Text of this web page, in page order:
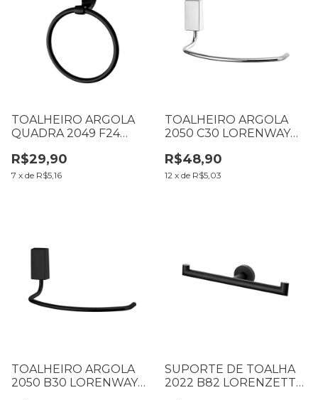
TOALHEIRO ARGOLA
QUADRA 2049 F24
LORENZETTI 7140111
R$29,90
7 x de R$5,16
TOALHEIRO ARGOLA
2050 C30 LORENWAY
R$48,90
12 x de R$5,03
TOALHEIRO ARGOLA
2050 B30 LORENWAY
SUPORTE DE TOALHA
2022 B82 LORENZETTI